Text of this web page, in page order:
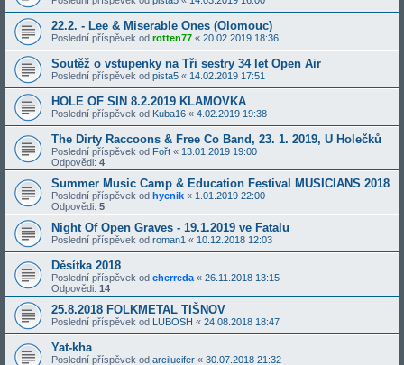
22.2. - Lee & Miserable Ones (Olomouc)
Poslední příspěvek od rotten77 « 20.02.2019 18:36
Soutěž o vstupenky na Tři sestry 34 let Open Air
Poslední příspěvek od pista5 « 14.02.2019 17:51
HOLE OF SIN 8.2.2019 KLAMOVKA
Poslední příspěvek od Kuba16 « 4.02.2019 19:38
The Dirty Raccoons & Free Co Band, 23. 1. 2019, U Holečků
Poslední příspěvek od Fořt « 13.01.2019 19:00
Odpovědi: 4
Summer Music Camp & Education Festival MUSICIANS 2018
Poslední příspěvek od hyenik « 1.01.2019 22:00
Odpovědi: 5
Night Of Open Graves - 19.1.2019 ve Fatalu
Poslední příspěvek od roman1 « 10.12.2018 12:03
Děsítka 2018
Poslední příspěvek od cherreda « 26.11.2018 13:15
Odpovědi: 14
25.8.2018 FOLKMETAL TIŠNOV
Poslední příspěvek od LUBOSH « 24.08.2018 18:47
Yat-kha
Poslední příspěvek od arcilucifer « 30.07.2018 21:32